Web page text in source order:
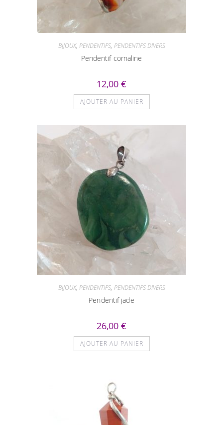
BIJOUX, PENDENTIFS, PENDENTIFS DIVERS
Pendentif cornaline
12,00 €
AJOUTER AU PANIER
BIJOUX, PENDENTIFS, PENDENTIFS DIVERS
Pendentif jade
26,00 €
AJOUTER AU PANIER